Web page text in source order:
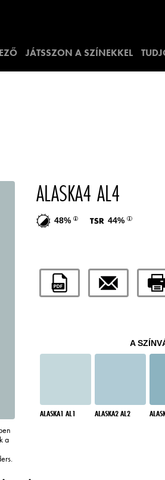
JÁTSSZON A SZÍNEKKEL
a
ALASKA4 AL4
48% 44%
A
ALASKA1 AL1 ALASKA2 AL2